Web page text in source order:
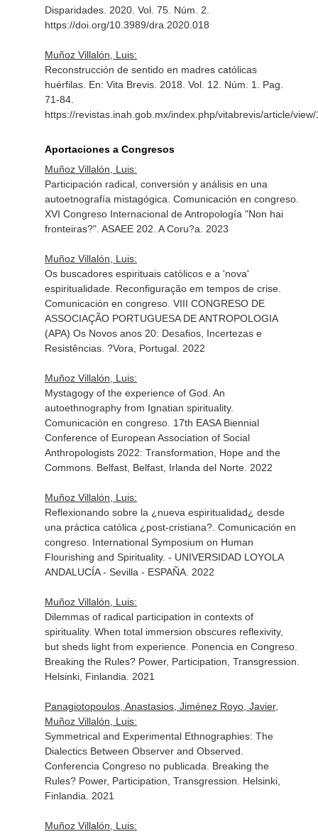
Disparidades. 2020. Vol. 75. Núm. 2.
https://doi.org/10.3989/dra.2020.018
Muñoz Villalón, Luis:
Reconstrucción de sentido en madres católicas
huérfilas. En: Vita Brevis. 2018. Vol. 12. Núm. 1. Pag.
71-84.
https://revistas.inah.gob.mx/index.php/vitabrevis/article/
Aportaciones a Congresos
Muñoz Villalón, Luis:
Participación radical, conversión y análisis en una
autoetnografía mistagógica. Comunicación en congreso.
XVI Congreso Internacional de Antropología "Non hai
fronteiras?". ASAEE 202. A Coru?a. 2023
Muñoz Villalón, Luis:
Os buscadores espirituais católicos e a 'nova'
espiritualidade. Reconfiguração em tempos de crise.
Comunicación en congreso. VIII CONGRESO DE
ASSOCIAÇÃO PORTUGUESA DE ANTROPOLOGIA
(APA) Os Novos anos 20: Desafios, Incertezas e
Resistências. ?Vora, Portugal. 2022
Muñoz Villalón, Luis:
Mystagogy of the experience of God. An
autoethnography from Ignatian spirituality.
Comunicación en congreso. 17th EASA Biennial
Conference of European Association of Social
Anthropologists 2022: Transformation, Hope and the
Commons. Belfast, Belfast, Irlanda del Norte. 2022
Muñoz Villalón, Luis:
Reflexionando sobre la ¿nueva espiritualidad¿ desde
una práctica católica ¿post-cristiana?. Comunicación en
congreso. International Symposium on Human
Flourishing and Spirituality. - UNIVERSIDAD LOYOLA
ANDALUCÍA - Sevilla - ESPAÑA. 2022
Muñoz Villalón, Luis:
Dilemmas of radical participation in contexts of
spirituality. When total immersion obscures reflexivity,
but sheds light from experience. Ponencia en Congreso.
Breaking the Rules? Power, Participation, Transgression.
Helsinki, Finlandia. 2021
Panagiotopoulos, Anastasios, Jiménez Royo, Javier,
Muñoz Villalón, Luis:
Symmetrical and Experimental Ethnographies: The
Dialectics Between Observer and Observed.
Conferencia Congreso no publicada. Breaking the
Rules? Power, Participation, Transgression. Helsinki,
Finlandia. 2021
Muñoz Villalón, Luis: